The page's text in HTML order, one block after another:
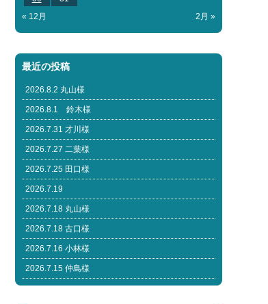
« 12月
2月 »
最近の投稿
2026.8.2 丸山様
2026.8.1 鈴木様
2026.7.31 才川様
2026.7.27 二葉様
2026.7.25 田口様
2026.7.19
2026.7.18 丸山様
2026.7.18 古口様
2026.7.16 小林様
2026.7.15 仲島様